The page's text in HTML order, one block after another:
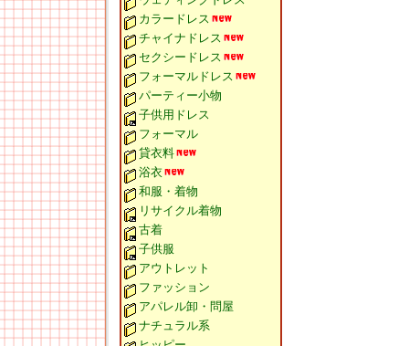
カラードレス
チャイナドレス
セクシードレス
フォーマルドレス
パーティー小物
子供用ドレス
フォーマル
貸衣料
浴衣
和服・着物
リサイクル着物
古着
子供服
アウトレット
ファッション
アパレル卸・問屋
ナチュラル系